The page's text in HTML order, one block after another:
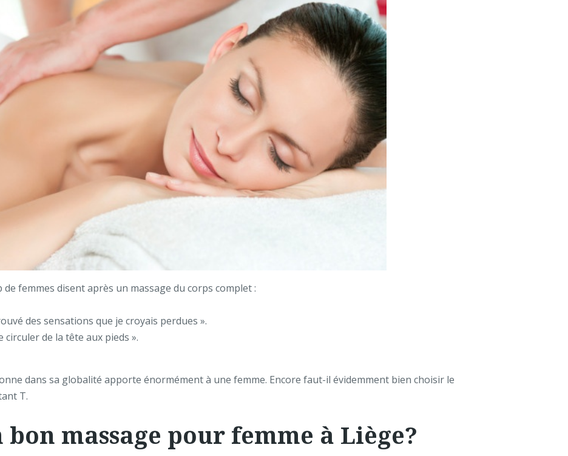
femmes disent après un massage du corps complet :
des sensations que je croyais perdues ».
de la tête aux pieds ».
dans sa globalité apporte énormément à une femme. Encore faut-il évidemment bien choisir le
T.
massage pour femme à Liège?